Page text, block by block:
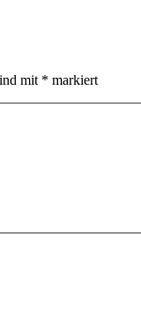
mit * markiert